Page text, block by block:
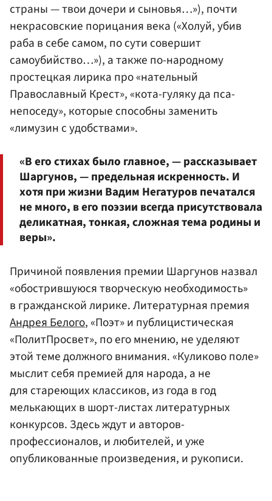
страны — твои дочери и сыновья…»), почти
некрасовские порицания века («Холуй, убив
раба в себе самом, по сути совершит
самоубийство…»), а также по-народному
простецкая лирика про «нательный
Православный Крест», «кота-гуляку да пса-
непоседу», которые способны заменить
«лимузин с удобствами».
«В его стихах было главное, — рассказывает
Шаргунов, — предельная искренность. И
хотя при жизни Вадим Негатуров печатался
не много, в его поэзии всегда присутствовала
деликатная, тонкая, сложная тема родины и
веры».
Причиной появления премии Шаргунов назвал
«обострившуюся творческую необходимость»
в гражданской лирике. Литературная премия
Андрея Белого, «Поэт» и публицистическая
«ПолитПросвет», по его мнению, не уделяют
этой теме должного внимания. «Куликово поле»
мыслит себя премией для народа, а не
для стареющих классиков, из года в год
мелькающих в шорт-листах литературных
конкурсов. Здесь ждут и авторов-
профессионалов, и любителей, и уже
опубликованные произведения, и рукописи.